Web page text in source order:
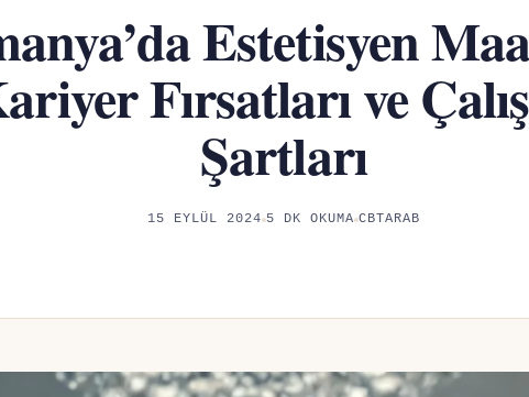
Estetisyen
Fırsatları ve
Şartları
15 EYLÜL 2024 5 DK OKUMA CBTARAB